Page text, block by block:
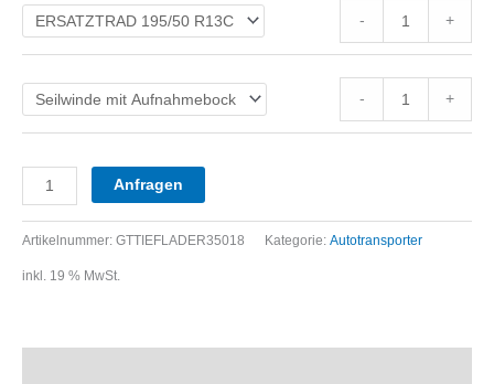
- +
- +
Anfragen
Artikelnummer: GTTIEFLADER35018 Kategorie: Autotransporter
inkl. 19 % MwSt.